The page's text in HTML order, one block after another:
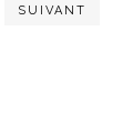
SUIVANT